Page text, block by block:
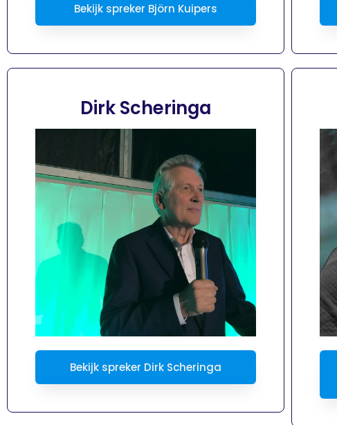
Bekijk spreker Björn Kuipers
Dirk Scheringa
Bekijk spreker Dirk Scheringa